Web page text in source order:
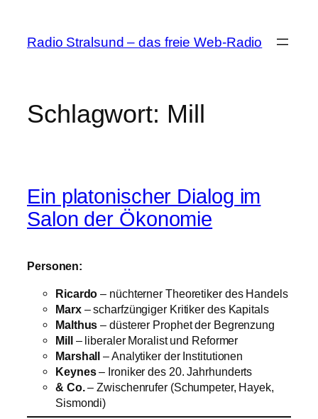
springen
Radio Stralsund – das freie Web-Radio
Schlagwort: Mill
Ein platonischer Dialog im
Salon der Ökonomie
Personen:
Ricardo – nüchterner Theoretiker des Handels
Marx– scharfzüngiger Kritiker des Kapitals
Malthus – düsterer Prophet der Begrenzung
Mill– liberaler Moralist und Reformer
Marshall – Analytiker der Institutionen
Keynes– Ironiker des 20. Jahrhunderts
& Co.– Zwischenrufer (Schumpeter, Hayek,
Sismondi)